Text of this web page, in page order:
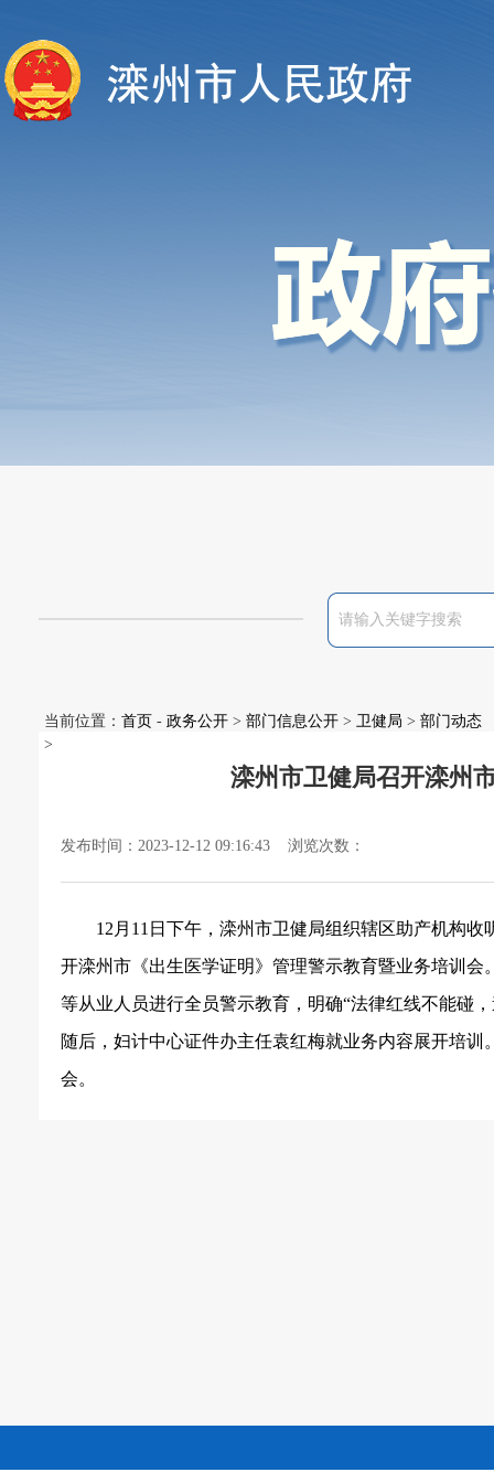
当前位置： 首页 - 政务公开 > 部门信息公开 > 卫健局 > 部门动态
>
滦州市卫健局召开滦州
发布时间：2023-12-12 09:16:43 浏览次数：
12月11日下午， 滦州市卫健局组织辖区助产机构收
开滦州市 《出生医学证明》 管理警示教育暨业务培训会
等从业人员进行全员警示教育，明确“法律红线不能碰
随后，妇计中心证件办主任袁红梅就业务内容展开培
会。